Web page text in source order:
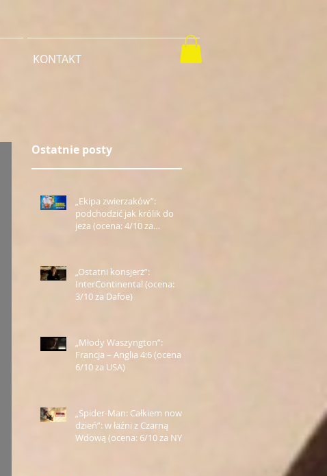
KONTAKT
Ostatnie posty
„Ekipa zwierzaków”:
podchodzić jak królik do
jeża (ocena: 4/10 za
„Ostatni konsjerż”:
InterContinental (ocena:
3/10 za Dafoe)
„Młody Waszyngton”:
Francja – Anglia 4:6 (ocena:
6/10 za USA)
„Spider-Man: Całkiem nowy
dzień”: w łaźni z Czarną
Wdową (ocena: 6/10 za NY)